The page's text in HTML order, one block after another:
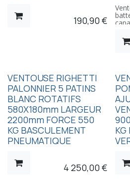
190,90€
VENTOUSE RIGHETTI
PALONNIER 5 PATINS
BLANC ROTATIFS
580X180mm LARGEUR
2200mm FORCE 550
KG BASCULEMENT
PNEUMATIQUE
4 250,00€
KG